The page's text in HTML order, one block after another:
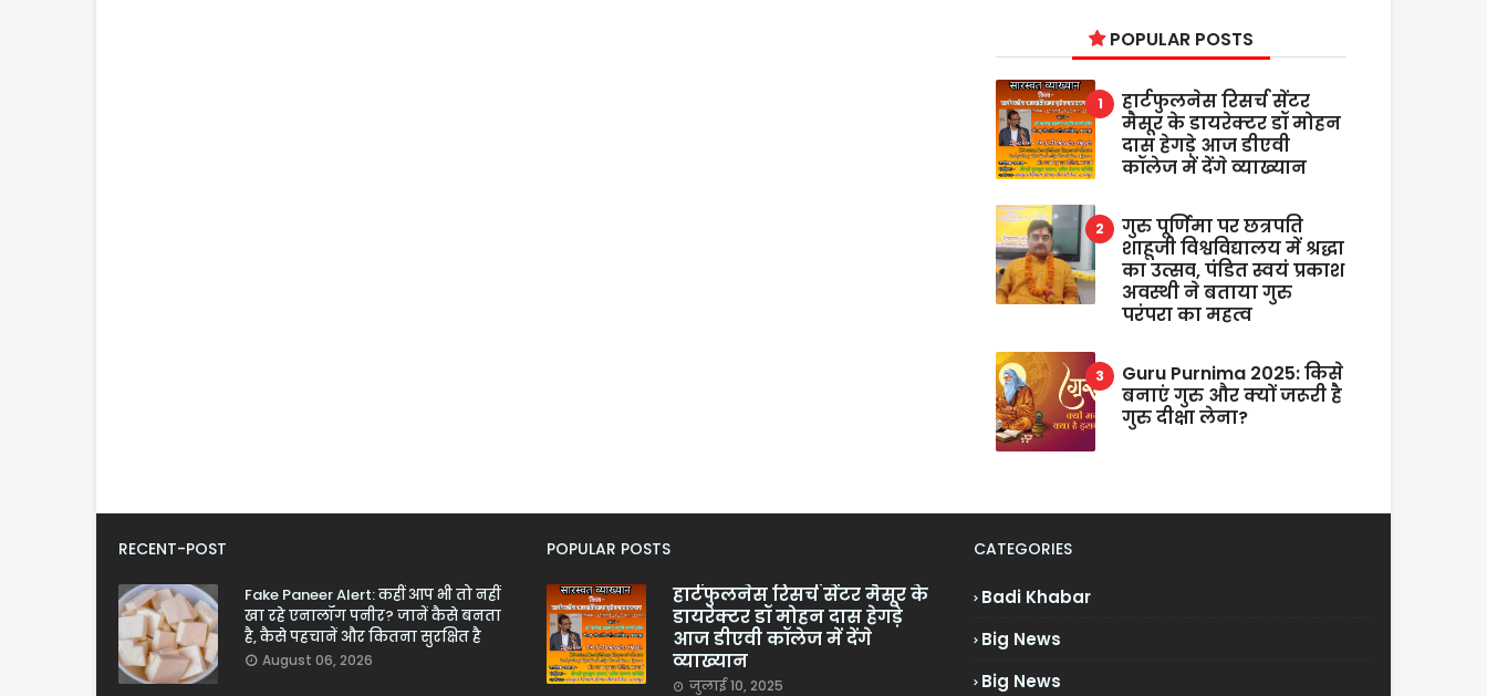
POPULAR POSTS
हार्टफुलनेस रिसर्च सेंटर
मैसूर के डायरेक्टर डॉ मोहन
दास हेगड़े आज डीएवी
कॉलेज में देंगे व्याख्यान
गुरु पूर्णिमा पर छत्रपति
शाहूजी विश्वविद्यालय में श्रद्धा
का उत्सव, पंडित स्वयं प्रकाश
अवस्थी ने बताया गुरु
परंपरा का महत्व
Guru Purnima 2025: किसे
बनाएं गुरु और क्यों जरूरी है
गुरु दीक्षा लेना?
RECENT-POST
Fake Paneer Alert: कहीं आप भी तो नहीं
खा रहे एनालॉग पनीर? जानें कैसे बनता
है, कैसे पहचानें और कितना सुरक्षित है
August 06, 2026
POPULAR POSTS
हार्टफुलनेस रिसर्च सेंटर मैसूर के
डायरेक्टर डॉ मोहन दास हेगड़े
आज डीएवी कॉलेज में देंगे
व्याख्यान
जुलाई 10, 2025
CATEGORIES
Badi Khabar
Big News
Big News